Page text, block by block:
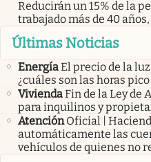
Reducirán un 15% de la
trabajado más de 40
Últimas Noticias
EnergíaEl precio de la
¿cuáles son las horas pico
ViviendaFin de la Ley de
para inquilinos y
Atención Oficial |
automáticamente las
vehículos de quienes no